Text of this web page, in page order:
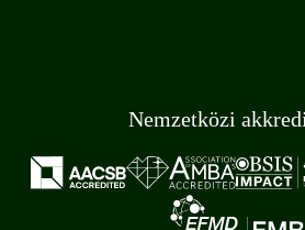
Nemzetközi